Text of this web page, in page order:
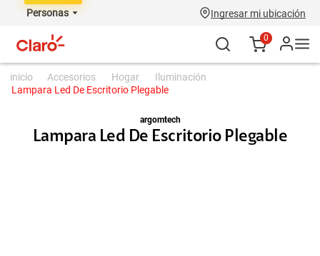
Personas Ingresar mi ubicación
0
accesorios hogar
iluminación
Lampara Led De Escritorio Plegable
argomtech
Lampara Led De Escritorio Plegable